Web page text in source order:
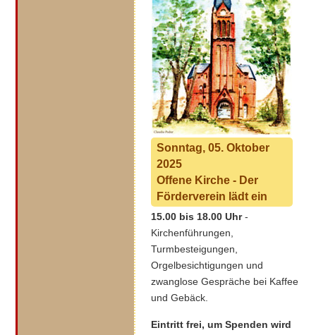
Sonntag, 05. Oktober
2025
Offene Kirche - Der
Förderverein lädt ein
15.00 bis 18.00 Uhr-
Kirchenführungen,
Turmbesteigungen,
Orgelbesichtigungen und
zwanglose Gespräche bei Kaffee
und Gebäck.
Eintritt frei, um Spenden wird